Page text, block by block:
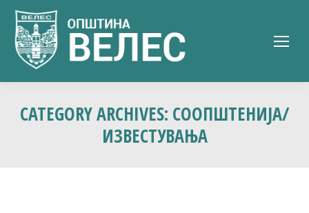
CATEGORY ARCHIVES: СООПШТЕНИЈА/
ИЗВЕСТУВАЊА